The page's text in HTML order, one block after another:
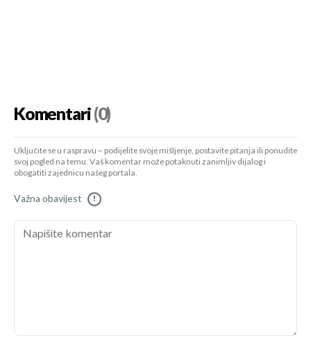
Komentari(0)
Uključite se u raspravu – podijelite svoje mišljenje, postavite pitanja ili ponudite
svoj pogled na temu. Vaš komentar može potaknuti zanimljiv dijalog i
obogatiti zajednicu našeg portala.
Važna obavijest !